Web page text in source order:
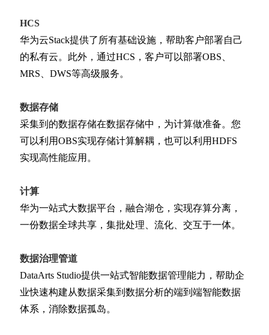
HCS
华为云Stack提供了所有基础设施，帮助客户部署自己
的私有云。此外，通过HCS，客户可以部署OBS、
MRS、DWS等高级服务。
数据存储
采集到的数据存储在数据存储中，为计算做准备。您
可以利用OBS实现存储计算解耦，也可以利用HDFS
实现高性能应用。
计算
华为一站式大数据平台，融合湖仓，实现存算分离，
一份数据全球共享，集批处理、流化、交互于一体。
数据治理管道
DataArts Studio提供一站式智能数据管理能力，帮助企
业快速构建从数据采集到数据分析的端到端智能数据
体系，消除数据孤岛。